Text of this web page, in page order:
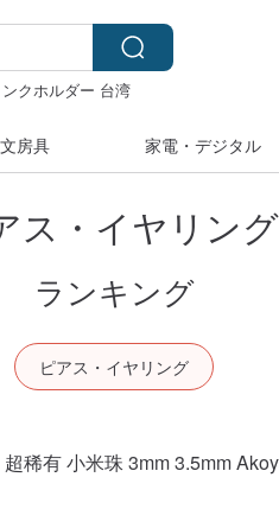
ンクホルダー 台湾
文房具 家電・デジタル
ス・イヤリング
ランキング
ピアス・イヤリング
稀有 小米珠 3mm 3.5mm